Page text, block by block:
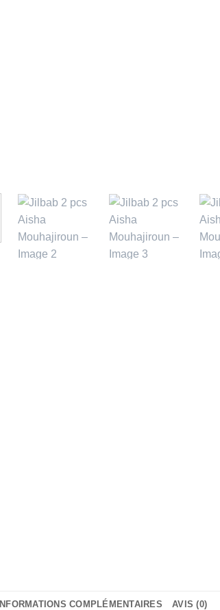
INFORMATIONS COMPLÉMENTAIRES AVIS (0)